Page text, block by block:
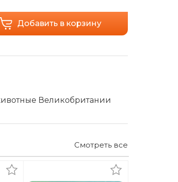
Добавить в корзину
Великобритании
Смотреть все